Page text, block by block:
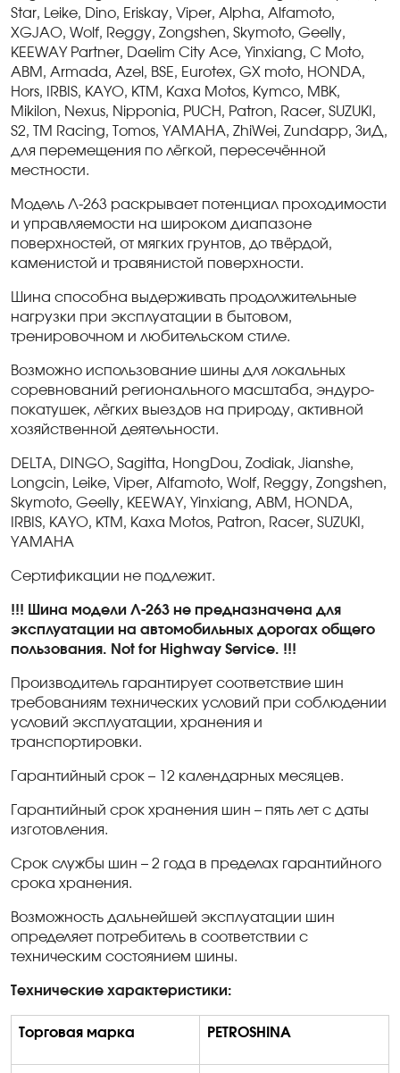
Star, Leike, Dino, Eriskay, Viper, Alpha, Alfamoto,
XGJAO, Wolf, Reggy, Zongshen, Skymoto, Geelly,
KEEWAY Partner, Daelim City Ace, Yinxiang, C Moto,
ABM, Armada, Azel , BSE, Eurotex, GX moto, HONDA,
Hors, IRBIS, KAYO, KTM, Kaxa Motos, Kymco, MBK,
Mikilon, Nexus, Nipponia, PUCH, Patron, Racer, SUZUKI ,
S2, TM Racing, Tomos, YAMAHA, ZhiWei, Zundapp, ЗиД,
для перемещения по лёгкой, пересечённой
местности.
Модель Л-263 раскрывает потенциал проходимости
и управляемости на широком диапазоне
поверхностей, от мягких грунтов, до твёрдой,
каменистой и травянистой поверхности.
Шина способна выдерживать продолжительные
нагрузки при эксплуатации в бытовом,
тренировочном и любительском стиле.
Возможно использование шины для локальных
соревнований регионального масштаба, эндуро-
покатушек, лёгких выездов на природу, активной
хозяйственной деятельности.
DELTA, DINGO, Sagitta, HongDou, Zodiak, Jianshe,
Longcin, Leike, Viper, Alfamoto, Wolf, Reggy, Zongshen,
Skymoto, Geelly, KEEWAY, Yinxiang, ABM, HONDA,
IRBIS, KAYO, KTM, Kaxa Motos, Patron, Racer, SUZUKI ,
YAMAHA
Сертификации не подлежит.
!!! Шина модели Л-263 не предназначена для
эксплуатации на автомобильных дорогах общего
пользования. Not for Highway Service. !!!
Производитель гарантирует соответствие шин
требованиям технических условий при соблюдении
условий эксплуатации, хранения и
транспортировки.
Гарантийный срок – 12 календарных месяцев.
Гарантийный срок хранения шин – пять лет с даты
изготовления.
Срок службы шин – 2 года в пределах гарантийного
срока хранения.
Возможность дальнейшей эксплуатации шин
определяет потребитель в соответствии с
техническим состоянием шины.
Технические характеристики:
Торговая марка PETROSHINA